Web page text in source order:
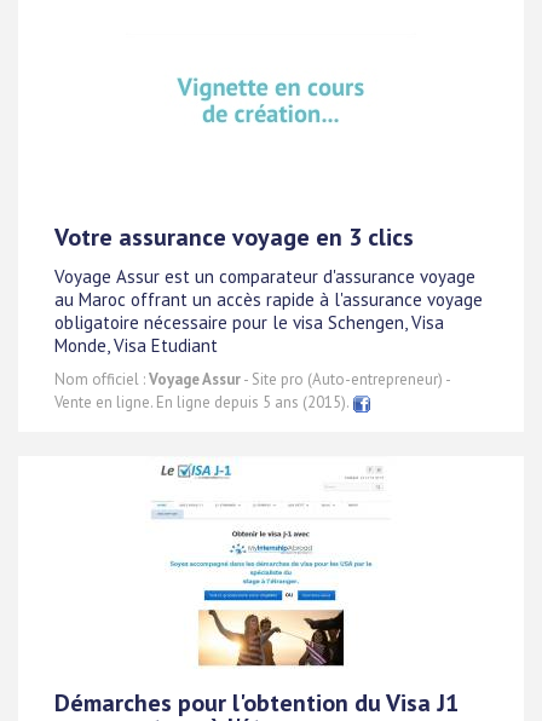
Votre assurance voyage en 3 clics
Voyage Assur est un comparateur d'assurance voyage
au Maroc offrant un accès rapide à l'assurance voyage
obligatoire nécessaire pour le visa Schengen, Visa
Monde, Visa Etudiant
Nom officiel :Voyage Assur- Site pro (Auto-entrepreneur) -
Vente en ligne. En ligne depuis 5 ans (2015).
Démarches pour l'obtention du Visa J1